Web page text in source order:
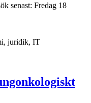
senast: Fredag 18
juridik, IT